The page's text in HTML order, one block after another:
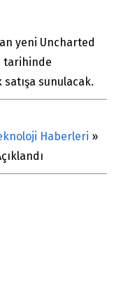
yeni Uncharted
tarihinde
sunulacak.
Haberleri »